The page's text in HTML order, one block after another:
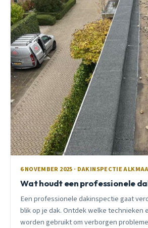
6 NOVEMBER 2025 · DAKINSPECTIE
Wat houdt een professionele
Een professionele dakinspectie gaat
blik op je dak. Ontdek welke technieken
worden gebruikt om verborgen